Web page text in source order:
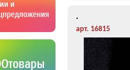
.
арт. 16815